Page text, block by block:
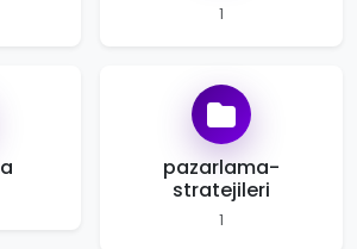
1
pazarlama-
stratejileri
1